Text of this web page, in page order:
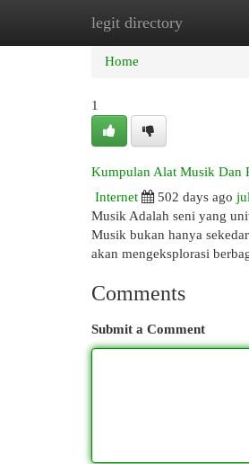
legit directory
Home New Site
Home
1
Kumpulan Alat Musik Dan
Internet
502 days ago
Musik Adalah seni yang
Musik bukan hanya
akan mengeksplorasi
Comments
Submit a Comment